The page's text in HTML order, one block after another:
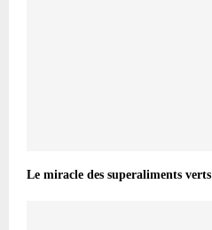
Le miracle des superaliments verts